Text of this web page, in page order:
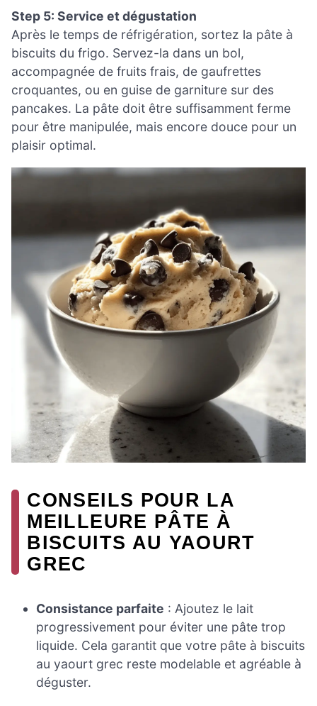
Step 5: Service et dégustation
Après le temps de réfrigération, sortez la pâte à
biscuits du frigo. Servez-la dans un bol,
accompagnée de fruits frais, de gaufrettes
croquantes, ou en guise de garniture sur des
pancakes. La pâte doit être suffisamment ferme
pour être manipulée, mais encore douce pour un
plaisir optimal.
CONSEILS POUR LA
MEILLEURE PÂTE À
BISCUITS AU YAOURT
GREC
Consistance parfaite : Ajoutez le lait
progressivement pour éviter une pâte trop
liquide. Cela garantit que votre pâte à biscuits
au yaourt grec reste modelable et agréable à
déguster.